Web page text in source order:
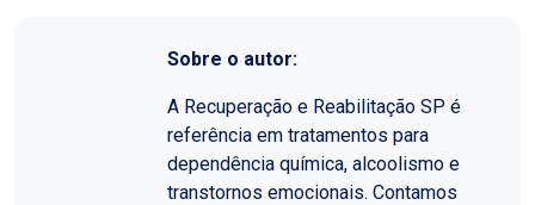
Sobre o autor:
A Recuperação e Reabilitação SP é
referência em tratamentos para
dependência química, alcoolismo e
transtornos emocionais. Contamos